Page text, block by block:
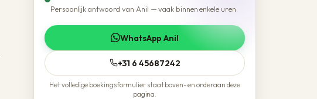
Persoonlijk antwoord van Anil — vaak binnen enkele uren.
WhatsApp Anil
+31 6 45687242
Het volledige boekingsformulier staat boven- en onderaan deze
pagina.